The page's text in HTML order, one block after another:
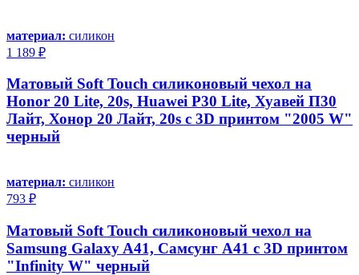
материал: силикон
1 189 ₽
Матовый Soft Touch силиконовый чехол на
Honor 20 Lite, 20s, Huawei P30 Lite, Хуавей П30
Лайт, Хонор 20 Лайт, 20s с 3D принтом "2005 W"
черный
материал: силикон
793 ₽
Матовый Soft Touch силиконовый чехол на
Samsung Galaxy A41, Самсунг А41 с 3D принтом
"Infinity W" черный